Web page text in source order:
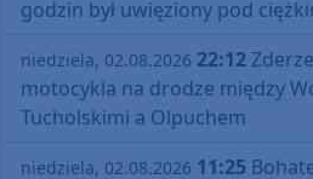
godzin był uwięziony pod
niedziela, 02.08.2026 22:12
motocykla na drodze między
Tucholskimi a Olpuchem
niedziela, 02.08.2026 11:25